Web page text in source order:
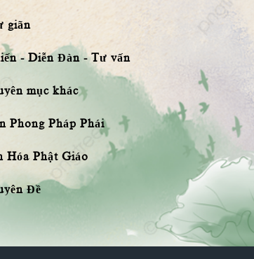
giãn
- Diễn Đàn - Tư vấn
mục khác
Phong Pháp Phái
Hóa Phật Giáo
Đề